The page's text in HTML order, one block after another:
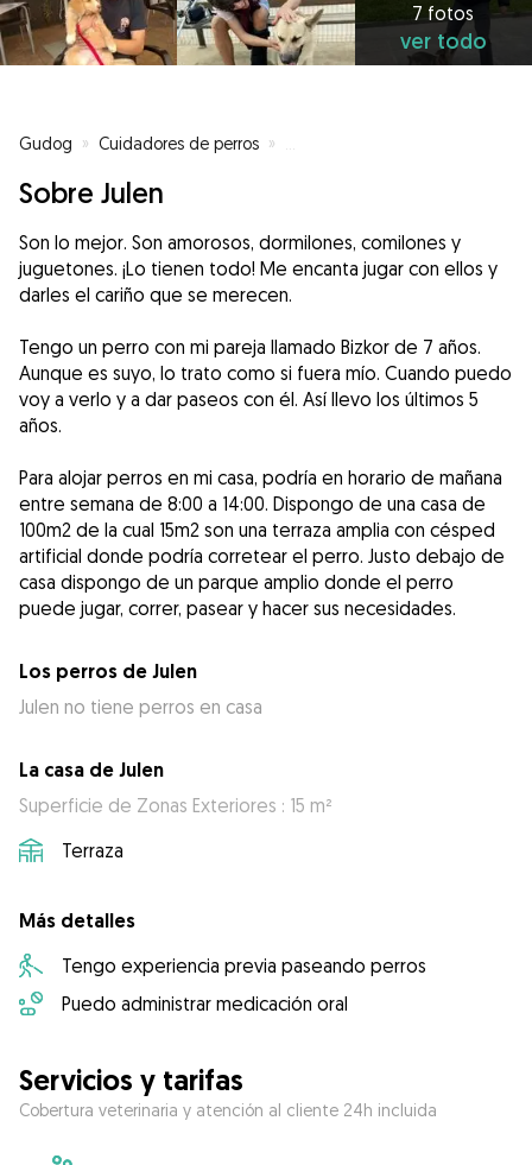
7 fotos
ver todo
Gudog » Cuidadores de perros »
Sobre Julen
Son lo mejor. Son amorosos, dormilones, comilones y
juguetones. ¡Lo tienen todo! Me encanta jugar con ellos y
darles el cariño que se merecen.
Tengo un perro con mi pareja llamado Bizkor de 7 años.
Aunque es suyo, lo trato como si fuera mío. Cuando puedo
voy a verlo y a dar paseos con él. Así llevo los últimos 5
años.
Para alojar perros en mi casa, podría en horario de mañana
entre semana de 8:00 a 14:00. Dispongo de una casa de
100m2 de la cual 15m2 son una terraza amplia con césped
artificial donde podría corretear el perro. Justo debajo de
casa dispongo de un parque amplio donde el perro
puede jugar, correr, pasear y hacer sus necesidades.
Los perros de Julen
Julen no tiene perros en casa
La casa de Julen
Superficie de Zonas Exteriores : 15 m²
Terraza
Más detalles
Tengo experiencia previa paseando perros
Puedo administrar medicación oral
Servicios y tarifas
Cobertura veterinaria y atención al cliente 24h incluida